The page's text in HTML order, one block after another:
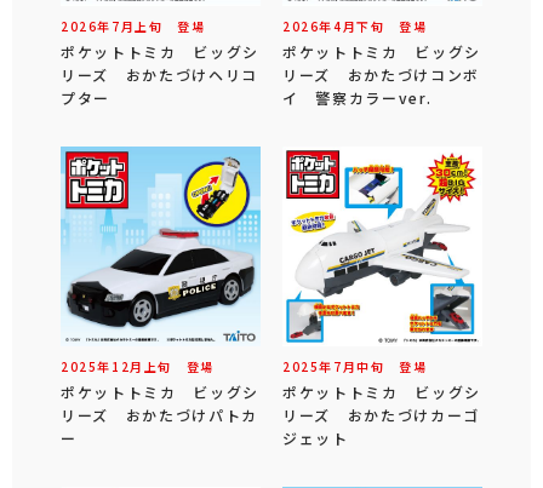
2026年 7 月 上旬 登場
ポケットトミカ ビッグシ
リーズ おかたづけヘリコ
プター
2026年4 月下旬 登場
ポケットトミカ ビッグシ
リーズ おかたづけコンボ
イ 警察カラーver.
2025年 12 月 上旬 登場
ポケットトミカ ビッグシ
リーズ おかたづけパトカ
ー
2025年 7 月中旬 登場
ポケットトミカ ビッグシ
リーズ おかたづけカーゴ
ジェット